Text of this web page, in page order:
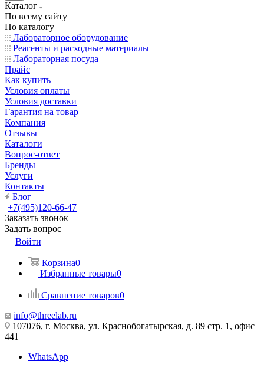
Каталог
По всему сайту
По каталогу
Лабораторное оборудование
Реагенты и расходные материалы
Лабораторная посуда
Прайс
Как купить
Условия оплаты
Условия доставки
Гарантия на товар
Компания
Отзывы
Каталоги
Вопрос-ответ
Бренды
Услуги
Контакты
Блог
+7(495)120-66-47
Заказать звонок
Задать вопрос
Войти
Корзина0
Избранные товары0
Сравнение товаров0
info@threelab.ru
107076, г. Москва, ул. Краснобогатырская, д. 89 стр. 1, офис
441
WhatsApp